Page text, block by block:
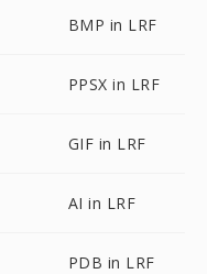
BMP in LRF
PPSX in LRF
GIF in LRF
AI in LRF
PDB in LRF